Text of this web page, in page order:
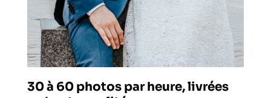
30 à 60 photos par heure, livrées